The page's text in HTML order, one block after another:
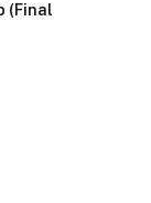
(Final